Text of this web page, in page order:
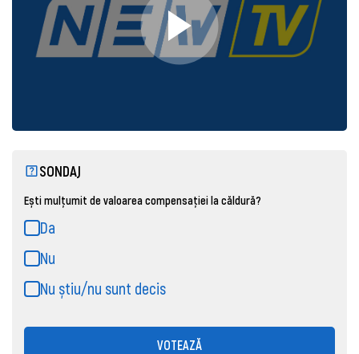
SONDAJ
Ești mulțumit de valoarea compensației la căldură?
Da
Nu
Nu știu/nu sunt decis
VOTEAZĂ